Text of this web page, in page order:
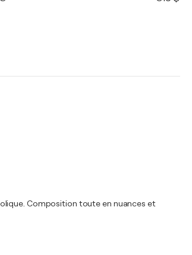
Composition toute en nuances et